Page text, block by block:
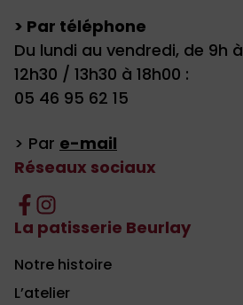
> Par téléphone
Du lundi au vendredi, de 9h à
12h30 / 13h30 à 18h00 :
05 46 95 62 15
> Par e-mail
Réseaux sociaux
La patisserie Beurlay
Notre histoire
L’atelier